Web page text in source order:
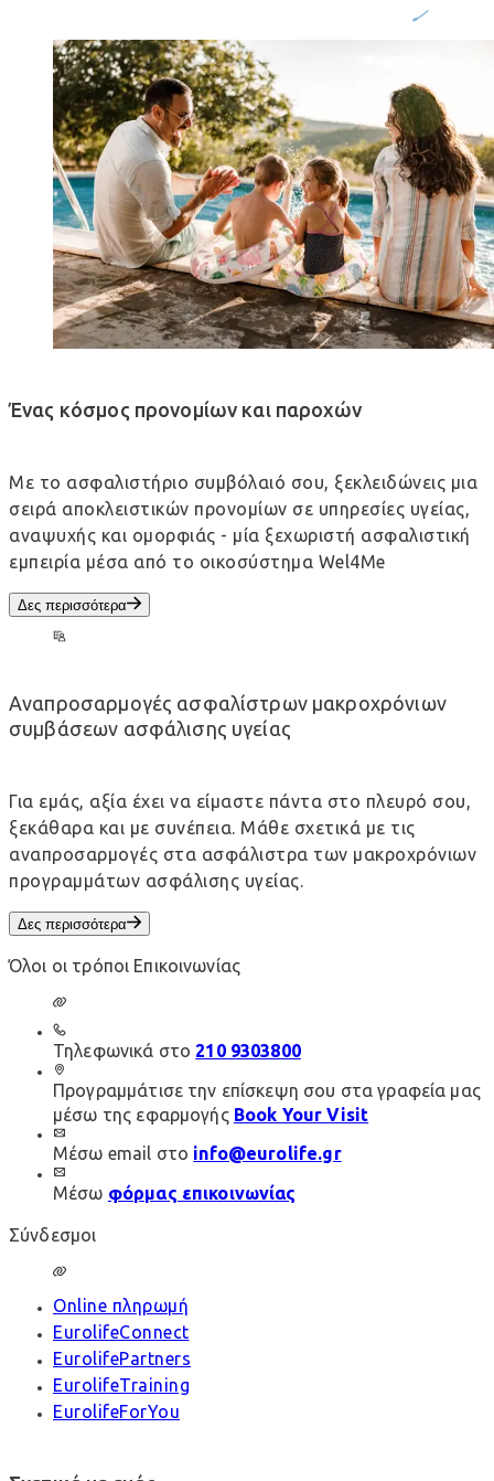
Ένας κόσμος προνομίων και παροχών
Με το ασφαλιστήριο συμβόλαιό σου, ξεκλειδώνεις μια
σειρά αποκλειστικών προνομίων σε υπηρεσίες υγείας,
αναψυχής και ομορφιάς - μία ξεχωριστή ασφαλιστική
εμπειρία μέσα από το οικοσύστημα Wel4Me
Δες περισσότερα
Αναπροσαρμογές ασφαλίστρων μακροχρόνιων
συμβάσεων ασφάλισης υγείας
Για εμάς, αξία έχει να είμαστε πάντα στο πλευρό σου,
ξεκάθαρα και με συνέπεια. Μάθε σχετικά με τις
αναπροσαρμογές στα ασφάλιστρα των μακροχρόνιων
προγραμμάτων ασφάλισης υγείας.
Δες περισσότερα
Όλοι οι τρόποι Επικοινωνίας
Τηλεφωνικά στο 210 9303800
Προγραμμάτισε την επίσκεψη σου στα γραφεία μας
μέσω της εφαρμογής Book Your Visit
Μέσω email στο info@eurolife.gr
Μέσω φόρμας επικοινωνίας
Σύνδεσμοι
Online πληρωμή
EurolifeConnect
EurolifePartners
EurolifeTraining
EurolifeForYou